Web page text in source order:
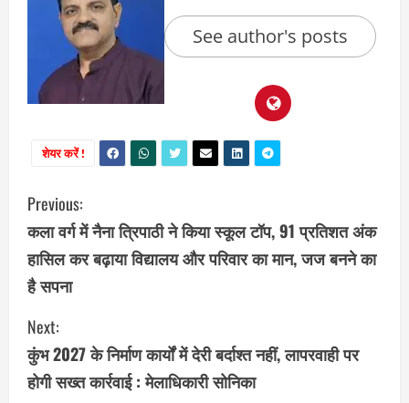
See author's posts
शेयर करें !
C
o
n
t
i
Previous:
कला वर्ग में नैना त्रिपाठी ने किया स्कूल टॉप, 91 प्रतिशत अंक
हासिल कर बढ़ाया विद्यालय और परिवार का मान, जज बनने का
है सपना
Next:
कुंभ 2027 के निर्माण कार्यों में देरी बर्दाश्त नहीं, लापरवाही पर
होगी सख्त कार्रवाई : मेलाधिकारी सोनिका